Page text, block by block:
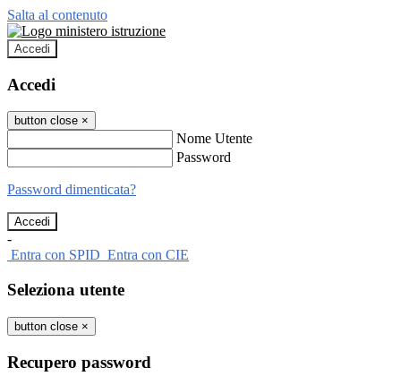
Salta al contenuto
Accedi
Accedi
button close ×
Nome Utente
Password
Password dimenticata?
-
Entra con SPID Entra con CIE
Seleziona utente
button close ×
Recupero password